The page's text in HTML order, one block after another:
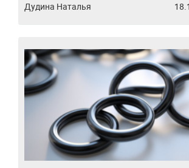
Дудина Наталья